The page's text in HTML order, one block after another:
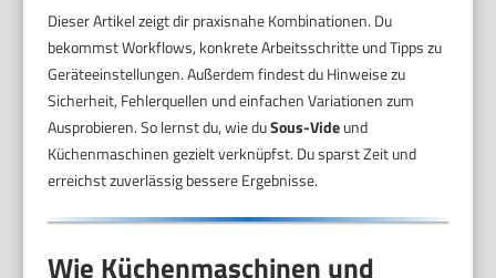
Dieser Artikel zeigt dir praxisnahe Kombinationen. Du
bekommst Workflows, konkrete Arbeitsschritte und Tipps zu
Geräteeinstellungen. Außerdem findest du Hinweise zu
Sicherheit, Fehlerquellen und einfachen Variationen zum
Ausprobieren. So lernst du, wie duSous-Videund
Küchenmaschinen gezielt verknüpfst. Du sparst Zeit und
erreichst zuverlässig bessere Ergebnisse.
Wie Küchenmaschinen und